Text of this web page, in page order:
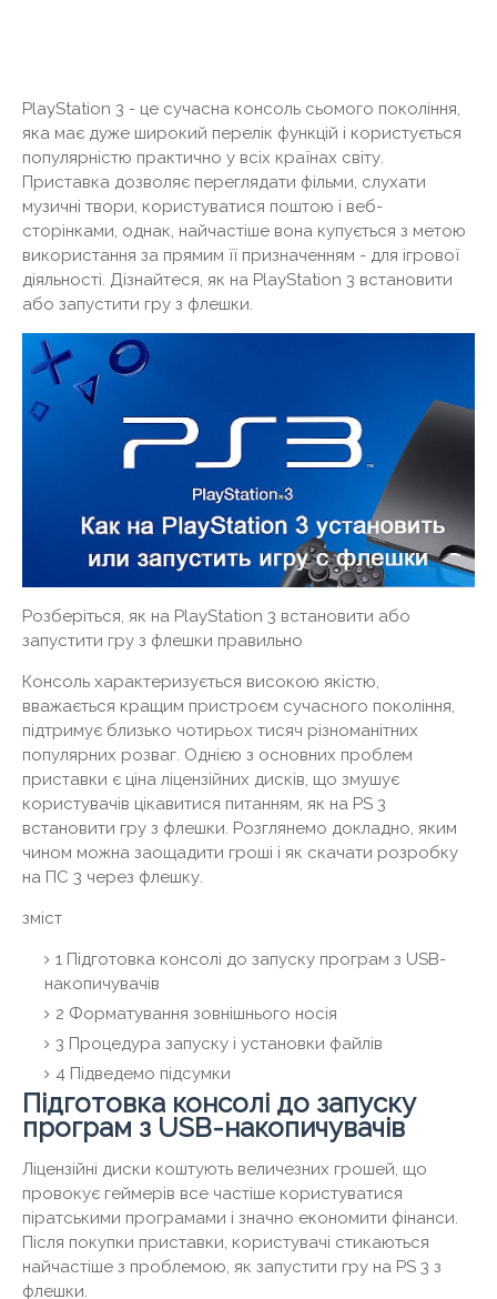
PlayStation 3 - це сучасна консоль сьомого покоління,
яка має дуже широкий перелік функцій і користується
популярністю практично у всіх країнах світу.
Приставка дозволяє переглядати фільми, слухати
музичні твори, користуватися поштою і веб-
сторінками, однак, найчастіше вона купується з метою
використання за прямим її призначенням - для ігрової
діяльності. Дізнайтеся, як на PlayStation 3 встановити
або запустити гру з флешки.
Розберіться, як на PlayStation 3 встановити або
запустити гру з флешки правильно
Консоль характеризується високою якістю,
вважається кращим пристроєм сучасного покоління,
підтримує близько чотирьох тисяч різноманітних
популярних розваг. Однією з основних проблем
приставки є ціна ліцензійних дисків, що змушує
користувачів цікавитися питанням, як на PS 3
встановити гру з флешки. Розглянемо докладно, яким
чином можна заощадити гроші і як скачати розробку
на ПС 3 через флешку.
зміст
1 Підготовка консолі до запуску програм з USB-
накопичувачів
2 Форматування зовнішнього носія
3 Процедура запуску і установки файлів
4 Підведемо підсумки
Підготовка консолі до запуску
програм з USB-накопичувачів
Ліцензійні диски коштують величезних грошей, що
провокує геймерів все частіше користуватися
піратськими програмами і значно економити фінанси.
Після покупки приставки, користувачі стикаються
найчастіше з проблемою, як запустити гру на PS 3 з
флешки.